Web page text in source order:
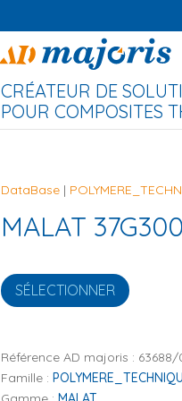
CRÉATEUR DE
POUR COMPOSITES
DataBase |
MALAT
SÉLECTIONNER
Référence AD majoris : 63688/
Famille :